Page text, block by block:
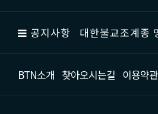
공지사항 대한불교조계종
BTN소개 찾아오시는길 이용약관